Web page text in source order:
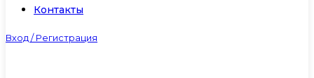
Контакты
Вход / Регистрация